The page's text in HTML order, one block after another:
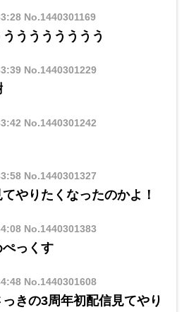
No.1440301169
ううううううう
No.1440301229
No.1440301242
No.1440301327
やりたくなったのかよ！
No.1440301383
っくす
No.1440301608
きの3周年初配信見てやり